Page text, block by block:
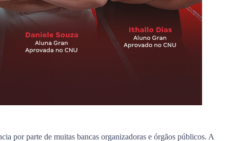
por parte de muitas bancas organizadoras e órgãos públicos. A